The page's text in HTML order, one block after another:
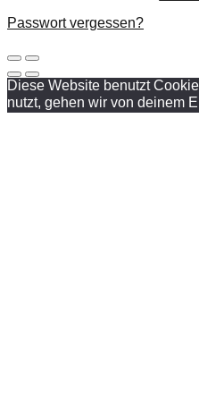
Passwort vergessen?
Diese Website benutzt
nutzt, gehen wir von deinem